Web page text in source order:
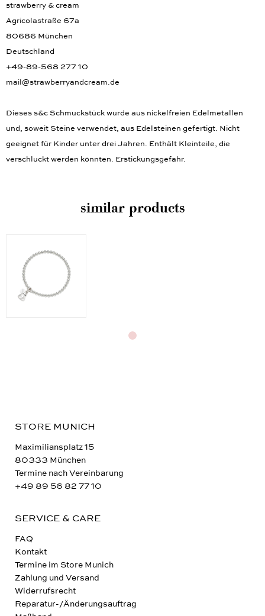
strawberry & cream
Agricolastraße 67a
80686 München
Deutschland
+49-89-568 277 10
mail@strawberryandcream.de
Dieses s&c Schmuckstück wurde aus nickelfreien Edelmetallen
und, soweit Steine verwendet, aus Edelsteinen gefertigt. Nicht
geeignet für Kinder unter drei Jahren. Enthält Kleinteile, die
verschluckt werden könnten. Erstickungsgefahr.
similar products
STORE MUNICH
Maximiliansplatz 15
80333 München
Termine nach Vereinbarung
+49 89 56 82 77 10
SERVICE & CARE
FAQ
Kontakt
Termine im Store Munich
Zahlung und Versand
Widerrufsrecht
Reparatur-/Änderungsauftrag